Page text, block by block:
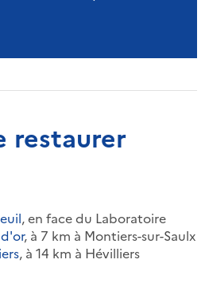
restaurer
, en face du Laboratoire
, à 7 km à Montiers-sur-Saulx
, à 14 km à Hévilliers